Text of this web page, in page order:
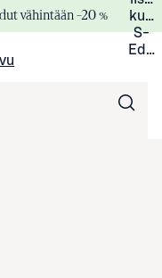
vähintään –20 %
S-